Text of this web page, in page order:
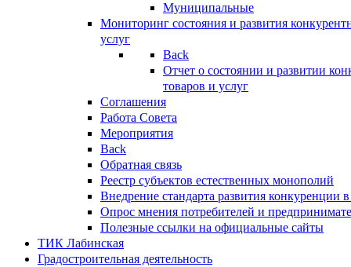
Муниципальные
Мониторинг состояния и развития
услуг
Back
Отчет о состоянии и развитии
товаров и услуг
Соглашения
Работа Совета
Мероприятия
Back
Обратная связь
Реестр субъектов естественных монополий
Внедрение стандарта развития конкуренции
Опрос мнения потребителей и
Полезные ссылки на официальные сайты
ТИК Лабинская
Градостроительная деятельность